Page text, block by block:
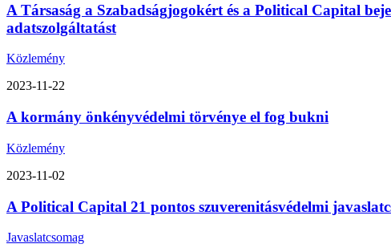
A Társaság a Szabadságjogokért és a Political Capital
adatszolgáltatást
Közlemény
2023-11-22
A kormány önkényvédelmi törvénye el fog bukni
Közlemény
2023-11-02
A Political Capital 21 pontos szuverenitásvédelmi
Javaslatcsomag